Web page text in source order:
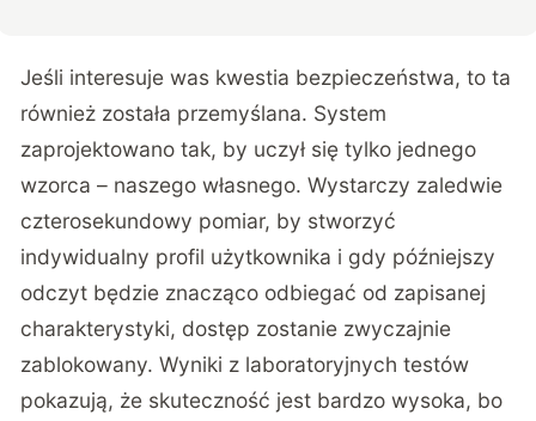
Jeśli interesuje was kwestia bezpieczeństwa, to ta
również została przemyślana. System
zaprojektowano tak, by uczył się tylko jednego
wzorca – naszego własnego. Wystarczy zaledwie
czterosekundowy pomiar, by stworzyć
indywidualny profil użytkownika i gdy późniejszy
odczyt będzie znacząco odbiegać od zapisanej
charakterystyki, dostęp zostanie zwyczajnie
zablokowany. Wyniki z laboratoryjnych testów
pokazują, że skuteczność jest bardzo wysoka, bo